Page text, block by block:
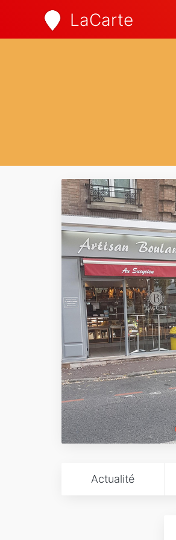
LaCarte
Actualité